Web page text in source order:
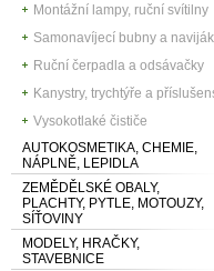
Montážní lampy, ruční svítilny
Samonavíjecí bubny a
Ruční čerpadla a odsávačky
Kanystry, trychtýře a
Vysokotlaké čističe
AUTOKOSMETIKA, CHEMIE,
NÁPLNĚ, LEPIDLA
ZEMĚDĚLSKÉ OBALY,
PLACHTY, PYTLE, MOTOUZY,
SÍŤOVINY
MODELY, HRAČKY,
STAVEBNICE